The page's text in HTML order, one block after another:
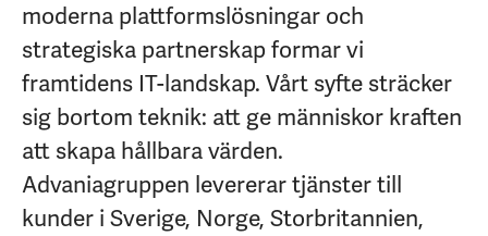
moderna plattformslösningar och
strategiska partnerskap formar vi
framtidens IT-landskap. Vårt syfte sträcker
sig bortom teknik: att ge människor kraften
att skapa hållbara värden.
Advaniagruppen levererar tjänster till
kunder i Sverige, Norge, Storbritannien,